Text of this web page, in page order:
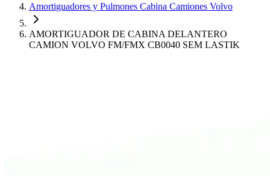
Amortiguadores y Pulmones Cabina Camiones Volvo
AMORTIGUADOR DE CABINA DELANTERO
CAMION VOLVO FM/FMX CB0040 SEM LASTIK